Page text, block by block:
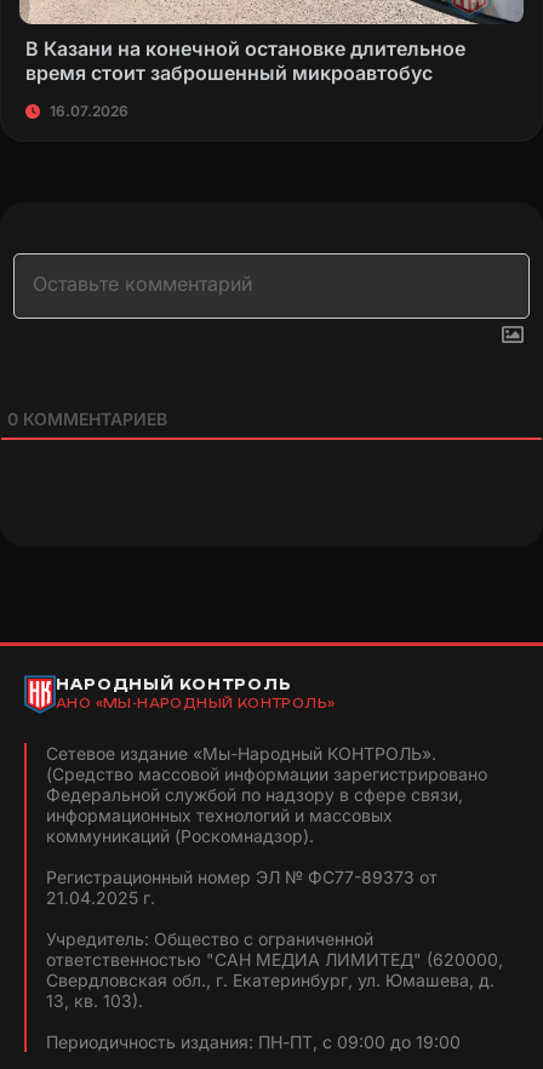
В Казани на конечной остановке длительное
время стоит заброшенный микроавтобус
16.07.2026
0 КОММЕНТАРИЕВ
НАРОДНЫЙ КОНТРОЛЬ
АНО «МЫ-НАРОДНЫЙ КОНТРОЛЬ»
Сетевое издание «Мы-Народный КОНТРОЛЬ».
(Средство массовой информации зарегистрировано
Федеральной службой по надзору в сфере связи,
информационных технологий и массовых
коммуникаций (Роскомнадзор).
Регистрационный номер ЭЛ № ФС77-89373 от
21.04.2025 г.
Учредитель: Общество с ограниченной
ответственностью "САН МЕДИА ЛИМИТЕД" (620000,
Свердловская обл., г. Екатеринбург, ул. Юмашева, д.
13, кв. 103).
Периодичность издания: ПН-ПТ, с 09:00 до 19:00